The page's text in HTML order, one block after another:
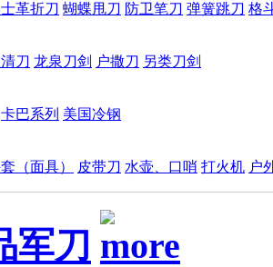
革折刀 蝴蝶甩刀 防卫笔刀 弹簧跳刀 格
刀 龙泉刀剑 户撒刀 另类刀剑
卡巴系列 美国冷钢
（面具） 皮带刀 水壶、口哨 打火机 户
军刀